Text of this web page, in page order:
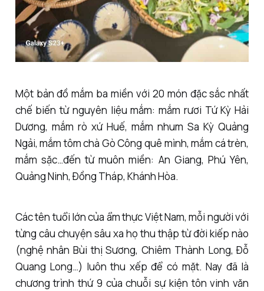
Một bản đồ mắm ba miền với 20 món đặc sắc nhất
chế biến từ nguyên liệu mắm: mắm rươi Tứ Kỳ Hải
Dương, mắm rò xứ Huế, mắm nhum Sa Kỳ Quảng
Ngải, mắm tôm chà Gò Công quê mình, mắm cá trèn,
mắm sặc…đến từ muôn miền: An Giang, Phú Yên,
Quảng Ninh, Đồng Tháp, Khánh Hòa.
Các tên tuổi lớn của ẩm thực Việt Nam, mỗi người với
từng câu chuyện sâu xa họ thu thập từ đời kiếp nào
(nghệ nhân Bùi thị Sương, Chiêm Thành Long, Đỗ
Quang Long…) luôn thu xếp để có mặt. Nay đã là
chương trình thứ 9 của chuỗi sự kiện tôn vinh văn